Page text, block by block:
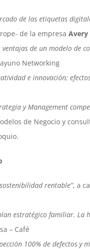
de las etiquetas
de la empresa Avery
ventajas de un modelo de
Networking
e innovación;
y Management
de Negocio y
rentable”, a
estratégico familiar. La
– Café
100% de defectos